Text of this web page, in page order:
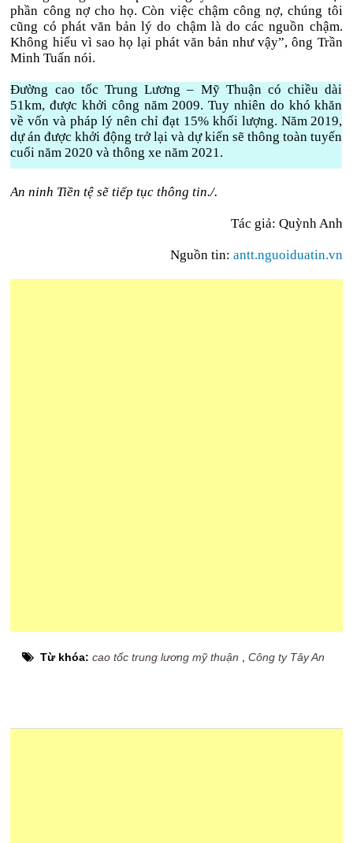
phần công nợ cho họ. Còn việc chậm công nợ, chúng tôi
cũng có phát văn bản lý do chậm là do các nguồn chậm.
Không hiểu vì sao họ lại phát văn bản như vậy”, ông Trần
Minh Tuấn nói.
Đường cao tốc Trung Lương – Mỹ Thuận có chiều dài
51km, được khởi công năm 2009. Tuy nhiên do khó khăn
về vốn và pháp lý nên chỉ đạt 15% khối lượng. Năm 2019,
dự án được khởi động trở lại và dự kiến sẽ thông toàn tuyến
cuối năm 2020 và thông xe năm 2021.
An ninh Tiền tệ sẽ tiếp tục thông tin./.
Tác giả: Quỳnh Anh
Nguồn tin: antt.nguoiduatin.vn
Từ khóa:cao tốc trung lương mỹ thuận ,Công ty Tây An